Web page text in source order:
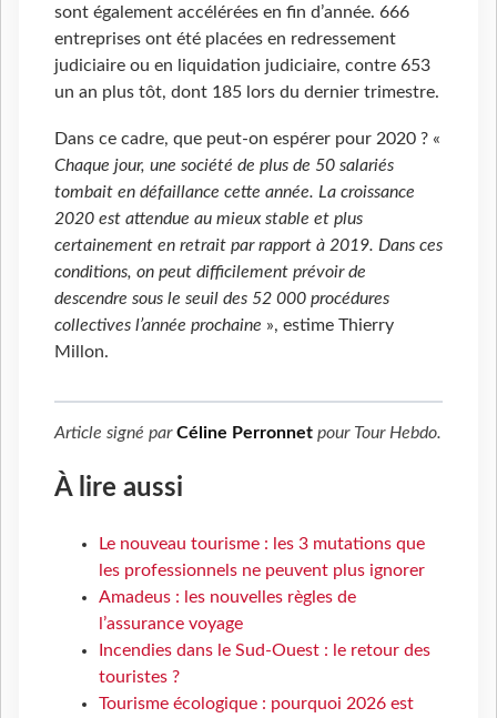
sont également accélérées en fin d’année. 666
entreprises ont été placées en redressement
judiciaire ou en liquidation judiciaire, contre 653
un an plus tôt, dont 185 lors du dernier trimestre.
Dans ce cadre, que peut-on espérer pour 2020 ? «
Chaque jour, une société de plus de 50 salariés
tombait en défaillance cette année. La croissance
2020 est attendue au mieux stable et plus
certainement en retrait par rapport à 2019. Dans ces
conditions, on peut difficilement prévoir de
descendre sous le seuil des 52 000 procédures
collectives l’année prochaine », estime Thierry
Millon.
Article signé parCéline Perronnet pour Tour Hebdo.
À lire aussi
Le nouveau tourisme : les 3 mutations que
les professionnels ne peuvent plus ignorer
Amadeus : les nouvelles règles de
l’assurance voyage
Incendies dans le Sud-Ouest : le retour des
touristes ?
Tourisme écologique : pourquoi 2026 est